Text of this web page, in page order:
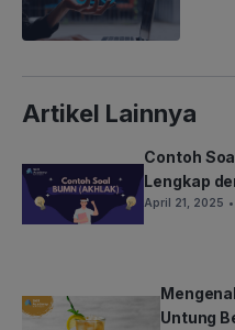
Artikel Lainnya
Contoh
Lengkap
April 21, 2025
Untung